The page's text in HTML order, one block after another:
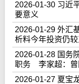
2026-01-30 习近
要意义
2026-01-29 外汇
析料今年投资仍
2026-01-28 国务
职务 李家超：曾
2026-01-27 夏宝